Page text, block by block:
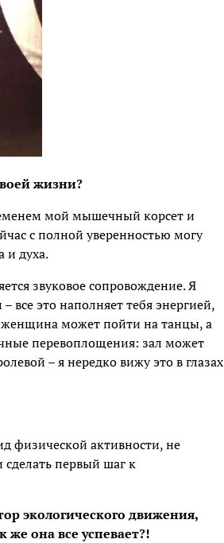
жизни?
мой мышечный корсет и
с полной уверенностью могу
и духа.
звуковое сопровождение. Я
все это наполняет тебя энергией,
женщина может пойти на танцы, а
перевоплощения: зал может
– я нередко вижу это в глазах
физической активности, не
сделать первый шаг к
экологического движения,
она все успевает?!